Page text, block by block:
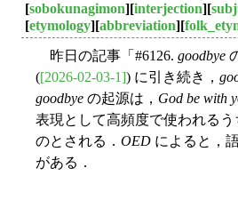
[sobokunagimon][interjection][
[etymology][abbreviation][
昨日の記事「#6126. goodbye
([2026-02-03-1]) に引き続き，
goodbye の起源は， God be with
表現として高頻度で使われる
のとされる． OED によると，
がある．